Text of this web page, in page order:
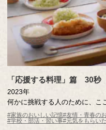
「応援する料理」篇 30秒
2023年
何かに挑戦する人のために、こ
そんな料理の音には、料理をす
れ！」の音が鳴る。
#家族のおいしい記憶#友情・青春の
#学校・部活・習い事#元気をもらい